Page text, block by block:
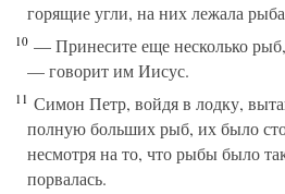
горящие угли, на них лежала
10 — Принесите еще несколько
— говорит им Иисус.
11 Симон Петр, войдя в лодку,
полную больших рыб, их было
несмотря на то, что рыбы было
порвалась.